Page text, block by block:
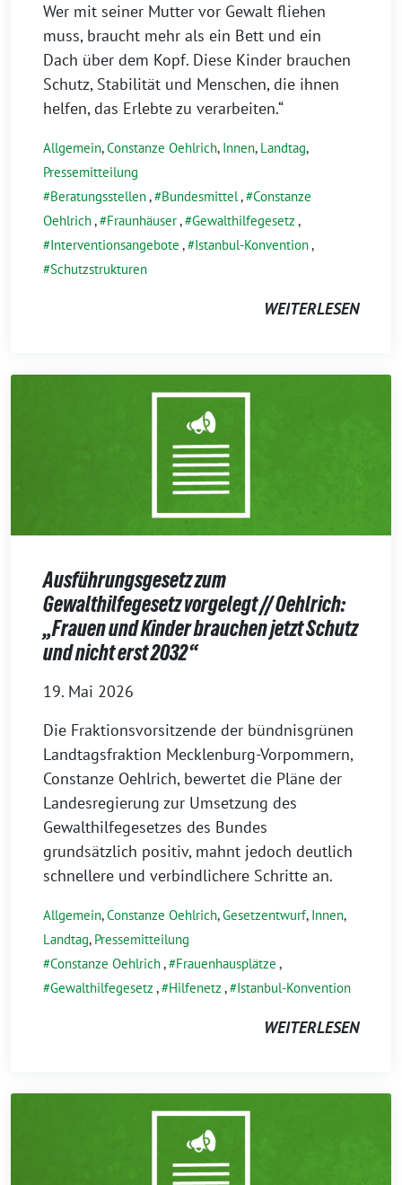
Wer mit seiner Mutter vor Gewalt fliehen
muss, braucht mehr als ein Bett und ein
Dach über dem Kopf. Diese Kinder brauchen
Schutz, Stabilität und Menschen, die ihnen
helfen, das Erlebte zu verarbeiten.“
Allgemein,Constanze Oehlrich, Innen, Landtag,
Pressemitteilung
Beratungsstellen, Bundesmittel, Constanze
Oehlrich, Fraunhäuser, Gewalthilfegesetz ,
Interventionsangebote , Istanbul-Konvention,
Schutzstrukturen
WEITERLESEN
Ausführungsgesetz zum
Gewalthilfegesetz vorgelegt // Oehlrich:
„Frauen und Kinder brauchen jetzt Schutz
und nicht erst 2032“
19. Mai 2026
Die Fraktionsvorsitzende der bündnisgrünen
Landtagsfraktion Mecklenburg-Vorpommern,
Constanze Oehlrich, bewertet die Pläne der
Landesregierung zur Umsetzung des
Gewalthilfegesetzes des Bundes
grundsätzlich positiv, mahnt jedoch deutlich
schnellere und verbindlichere Schritte an.
Allgemein,Constanze Oehlrich,Gesetzentwurf, Innen,
Landtag, Pressemitteilung
Constanze Oehlrich, Frauenhausplätze ,
Gewalthilfegesetz , Hilfenetz , Istanbul-Konvention
WEITERLESEN